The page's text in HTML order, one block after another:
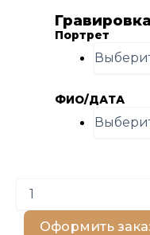
Гравировка
Портрет
ФИО/ДАТА
Количество
товара
BP100564
Оформить